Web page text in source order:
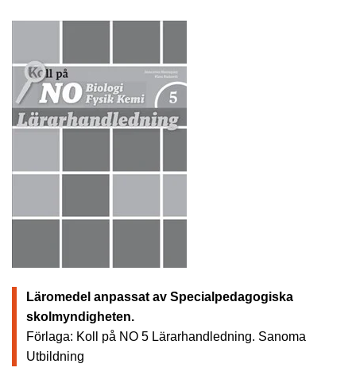
Läromedel anpassat av Specialpedagogiska
skolmyndigheten.
Förlaga: Koll på NO 5 Lärarhandledning. Sanoma
Utbildning